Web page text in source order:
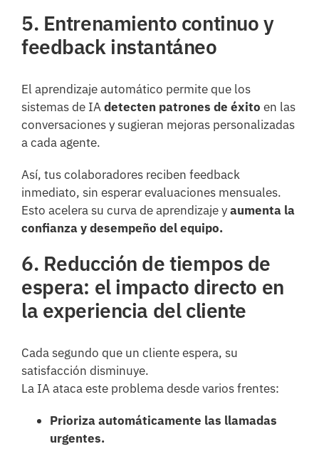
5. Entrenamiento continuo y
feedback instantáneo
El aprendizaje automático permite que los
sistemas de IAdetecten patrones de éxito en las
conversaciones y sugieran mejoras personalizadas
a cada agente.
Así, tus colaboradores reciben feedback
inmediato, sin esperar evaluaciones mensuales.
Esto acelera su curva de aprendizaje yaumenta la
confianza y desempeño del equipo.
6. Reducción de tiempos de
espera: el impacto directo en
la experiencia del cliente
Cada segundo que un cliente espera, su
satisfacción disminuye.
La IA ataca este problema desde varios frentes:
Prioriza automáticamente las llamadas
urgentes.